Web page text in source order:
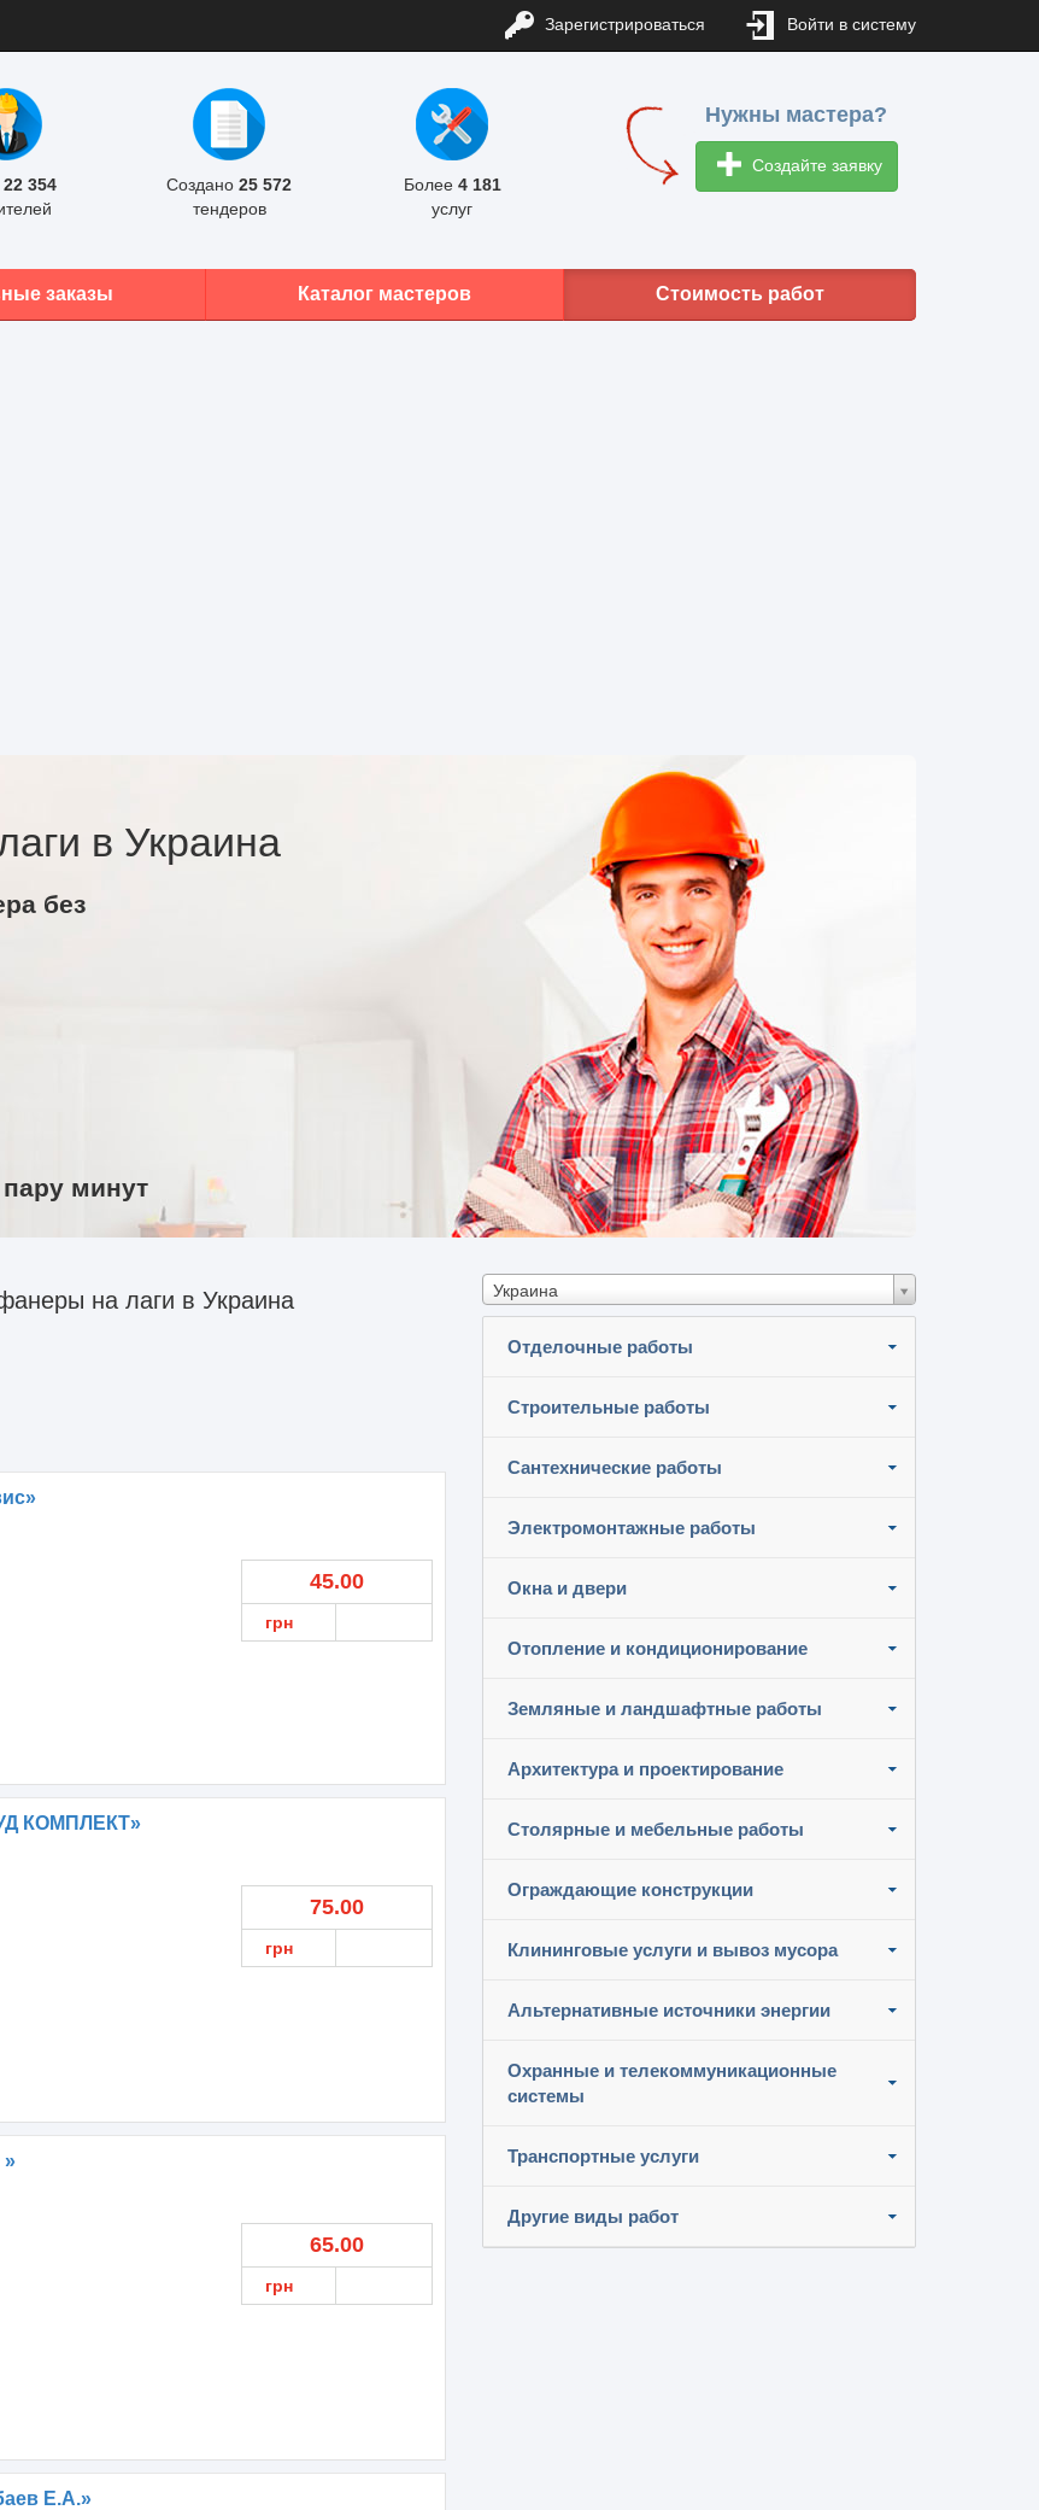
Зарегистрироваться Войти в систему
22 354
Создано 25 572
тендеров
Более 4 181
услуг
Нужны мастера?
Создайте заявку
заказы Каталог мастеров Стоимость работ
в Украина
без
минут
Украина
Отделочные работы
Строительные работы
Сантехнические работы
Электромонтажные работы
Окна и двери
Отопление и кондиционирование
Земляные и ландшафтные работы
Архитектура и проектирование
Столярные и мебельные работы
Ограждающие конструкции
Клининговые услуги и вывоз мусора
Альтернативные источники энергии
Охранные и телекоммуникационные
системы
Транспортные услуги
Другие виды работ
на лаги в Украина
45.00
грн
КОМПЛЕКТ»
75.00
грн
»
65.00
грн
Е.А.»